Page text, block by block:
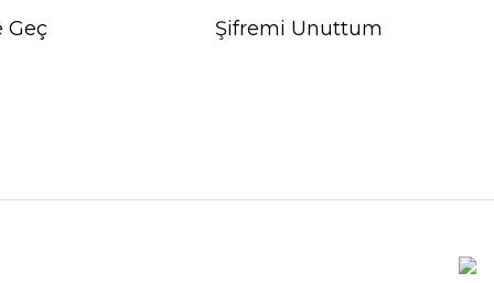
Geç Şifremi Unuttum